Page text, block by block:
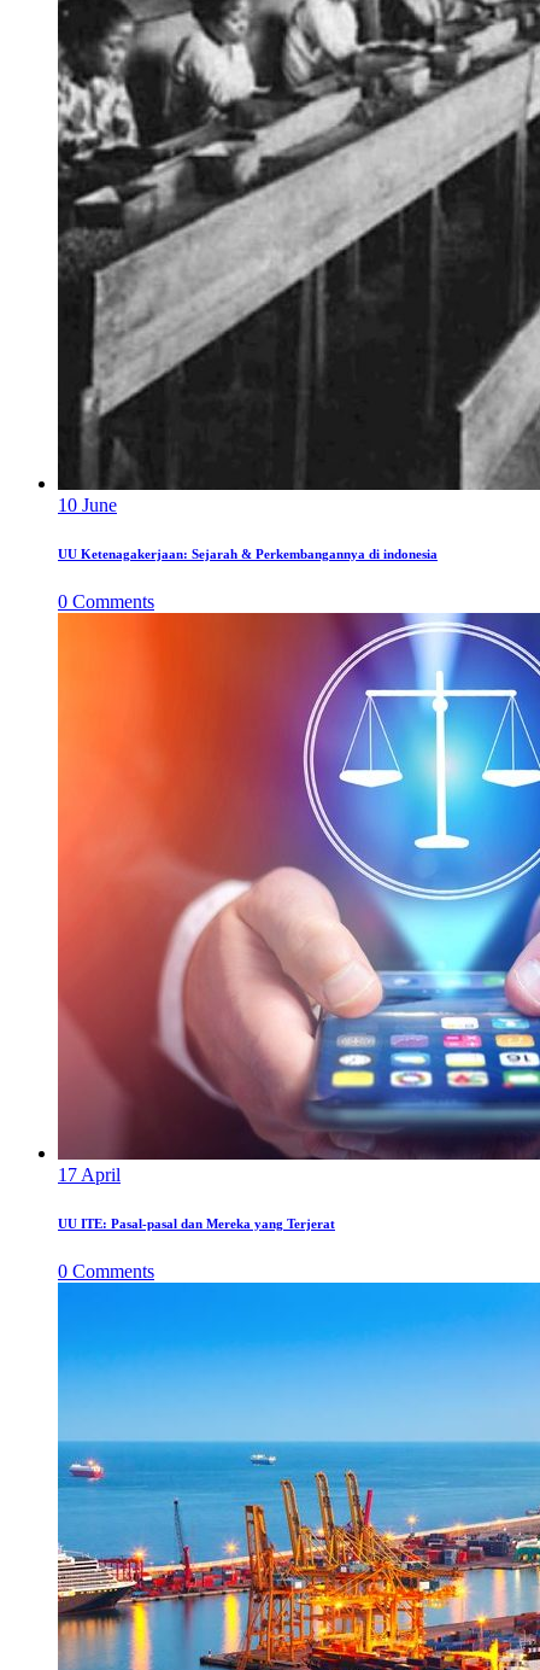
10 June
UU Ketenagakerjaan: Sejarah & Perkembangannya di indonesia
0 Comments
17 April
UU ITE: Pasal-pasal dan Mereka yang Terjerat
0 Comments